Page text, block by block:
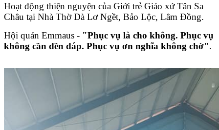
Hoạt động thiện nguyện của Giới trẻ Giáo xứ Tân Sa
Châu tại Nhà Thờ Dà Lơ Ngềt, Bảo Lộc, Lâm Đồng.
Hội quán Emmaus - "Phục vụ là cho không. Phục vụ
không cần đền đáp. Phục vụ ơn nghĩa không chờ".